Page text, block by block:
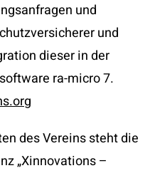
und
und
dieser in der
ra-micro 7.
des Vereins steht die
„Xinnovations –